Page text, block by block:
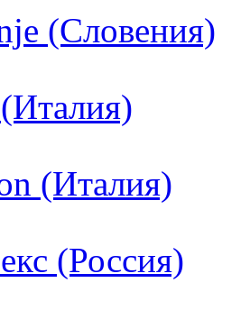
(Словения)
(Италия)
(Россия)